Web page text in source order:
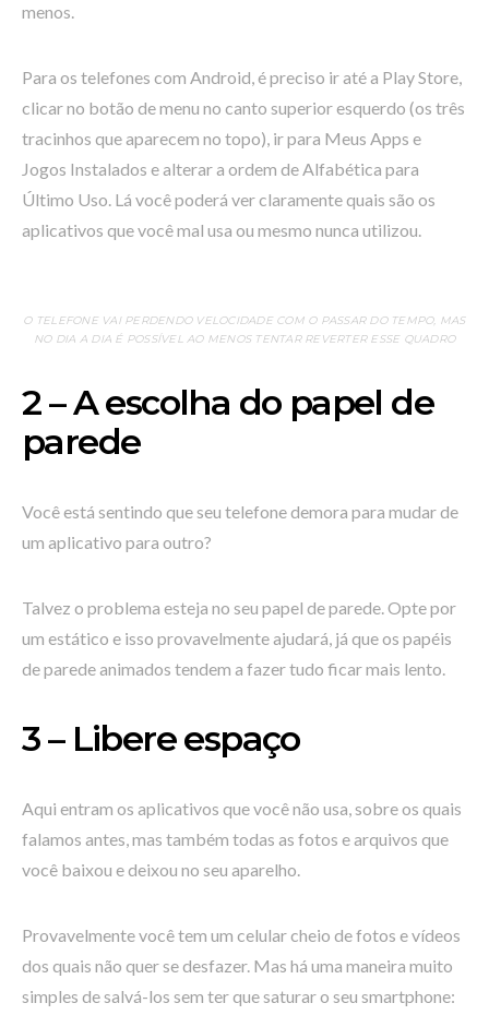
menos.
Para os telefones com Android, é preciso ir até a Play Store,
clicar no botão de menu no canto superior esquerdo (os três
tracinhos que aparecem no topo), ir para Meus Apps e
Jogos Instalados e alterar a ordem de Alfabética para
Último Uso. Lá você poderá ver claramente quais são os
aplicativos que você mal usa ou mesmo nunca utilizou.
O TELEFONE VAI PERDENDO VELOCIDADE COM O PASSAR DO TEMPO, MAS
NO DIA A DIA É POSSÍVEL AO MENOS TENTAR REVERTER ESSE QUADRO
2 – A escolha do papel de
parede
Você está sentindo que seu telefone demora para mudar de
um aplicativo para outro?
Talvez o problema esteja no seu papel de parede. Opte por
um estático e isso provavelmente ajudará, já que os papéis
de parede animados tendem a fazer tudo ficar mais lento.
3 – Libere espaço
Aqui entram os aplicativos que você não usa, sobre os quais
falamos antes, mas também todas as fotos e arquivos que
você baixou e deixou no seu aparelho.
Provavelmente você tem um celular cheio de fotos e vídeos
dos quais não quer se desfazer. Mas há uma maneira muito
simples de salvá-los sem ter que saturar o seu smartphone: